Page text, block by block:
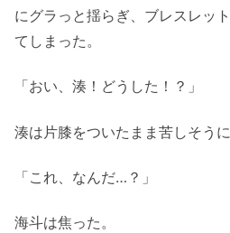
にグラっと揺らぎ、ブレスレッ
てしまった。
「おい、湊！どうした！？」
湊は片膝をついたまま苦しそう
「これ、なんだ…？」
海斗は焦った。